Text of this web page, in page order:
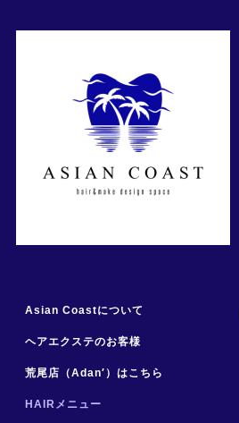
Asian Coastについて
ヘアエクステのお客様
荒尾店（Adan′）はこちら
HAIRメニュー